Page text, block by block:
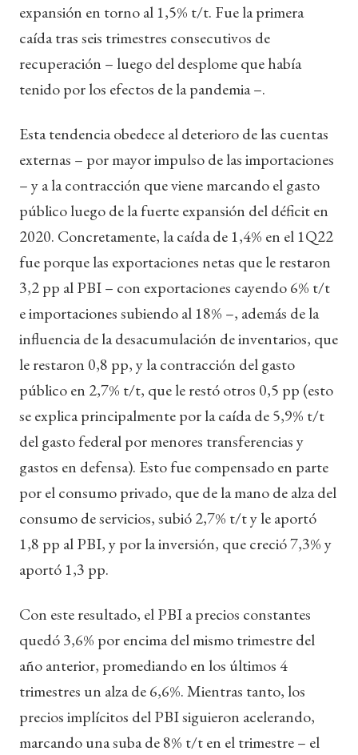
expansión en torno al 1,5% t/t. Fue la primera
caída tras seis trimestres consecutivos de
recuperación – luego del desplome que había
tenido por los efectos de la pandemia –.
Esta tendencia obedece al deterioro de las cuentas
externas – por mayor impulso de las importaciones
– y a la contracción que viene marcando el gasto
público luego de la fuerte expansión del déficit en
2020. Concretamente, la caída de 1,4% en el 1Q22
fue porque las exportaciones netas que le restaron
3,2 pp al PBI – con exportaciones cayendo 6% t/t
e importaciones subiendo al 18% –, además de la
influencia de la desacumulación de inventarios, que
le restaron 0,8 pp, y la contracción del gasto
público en 2,7% t/t, que le restó otros 0,5 pp (esto
se explica principalmente por la caída de 5,9% t/t
del gasto federal por menores transferencias y
gastos en defensa). Esto fue compensado en parte
por el consumo privado, que de la mano de alza del
consumo de servicios, subió 2,7% t/t y le aportó
1,8 pp al PBI, y por la inversión, que creció 7,3% y
aportó 1,3 pp.
Con este resultado, el PBI a precios constantes
quedó 3,6% por encima del mismo trimestre del
año anterior, promediando en los últimos 4
trimestres un alza de 6,6%. Mientras tanto, los
precios implícitos del PBI siguieron acelerando,
marcando una suba de 8% t/t en el trimestre – el